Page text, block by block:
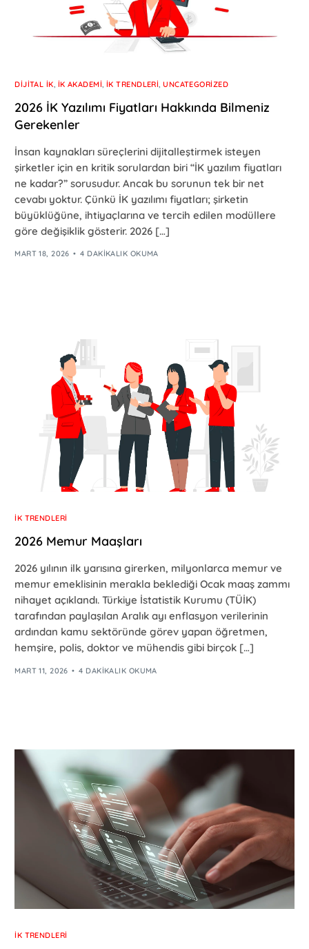
DIJITAL İK İK AKADEMI ,İK TRENDLERI ,UNCATEGORIZED
2026 İK Yazılımı Fiyatları Hakkında Bilmeniz
Gerekenler
İnsan kaynakları süreçlerini dijitalleştirmek isteyen
şirketler için en kritik sorulardan biri “İK yazılım fiyatları
ne kadar?” sorusudur. Ancak bu sorunun tek bir net
cevabı yoktur. Çünkü İK yazılımı fiyatları; şirketin
büyüklüğüne, ihtiyaçlarına ve tercih edilen modüllere
göre değişiklik gösterir. 2026 […]
MART 18, 2026 4 DAKIKALIK OKUMA
İK TRENDLERI
2026 Memur Maaşları
2026 yılının ilk yarısına girerken, milyonlarca memur ve
memur emeklisinin merakla beklediği Ocak maaş zammı
nihayet açıklandı. Türkiye İstatistik Kurumu (TÜİK)
tarafından paylaşılan Aralık ayı enflasyon verilerinin
ardından kamu sektöründe görev yapan öğretmen,
hemşire, polis, doktor ve mühendis gibi birçok […]
MART 11, 2026 4 DAKIKALIK OKUMA
İK TRENDLERI